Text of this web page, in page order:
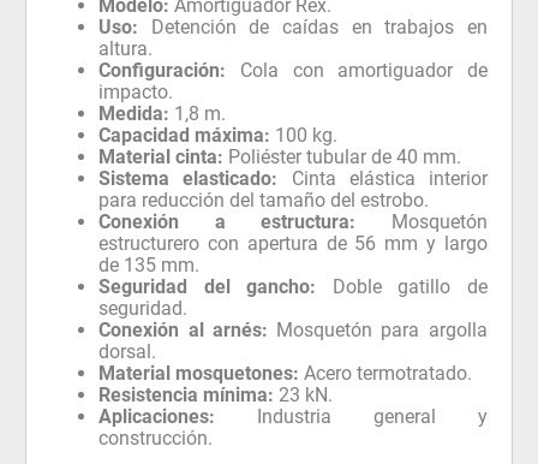
Modelo: Amortiguador Rex.
Uso: Detención de caídas en trabajos en
altura.
Configuración: Cola con amortiguador de
impacto.
Medida: 1,8 m.
Capacidad máxima: 100 kg.
Material cinta: Poliéster tubular de 40 mm.
Sistema elasticado: Cinta elástica interior
para reducción del tamaño del estrobo.
Conexión a estructura: Mosquetón
estructurero con apertura de 56 mm y largo
de 135 mm.
Seguridad del gancho: Doble gatillo de
seguridad.
Conexión al arnés: Mosquetón para argolla
dorsal.
Material mosquetones: Acero termotratado.
Resistencia mínima: 23 kN.
Aplicaciones: Industria general y
construcción.